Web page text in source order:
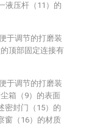
液压杆（11）的
于调节的打磨装
顶部固定连接有
于调节的打磨装
箱（9）的表面
密封门（15）的
窗（16）的材质